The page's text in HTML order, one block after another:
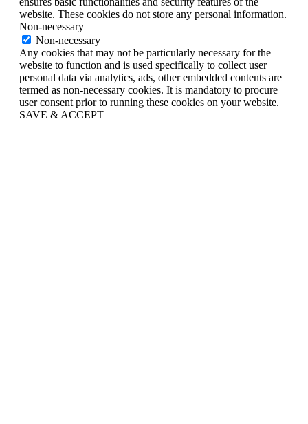
website. These cookies do not store any personal information.
Non-necessary
Non-necessary
Any cookies that may not be particularly necessary for the
website to function and is used specifically to collect user
personal data via analytics, ads, other embedded contents are
termed as non-necessary cookies. It is mandatory to procure
user consent prior to running these cookies on your website.
SAVE & ACCEPT